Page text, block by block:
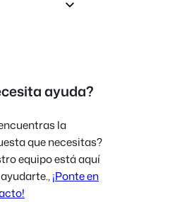
ayuda?
la
que necesitas?
equipo está aquí
¡Ponte en